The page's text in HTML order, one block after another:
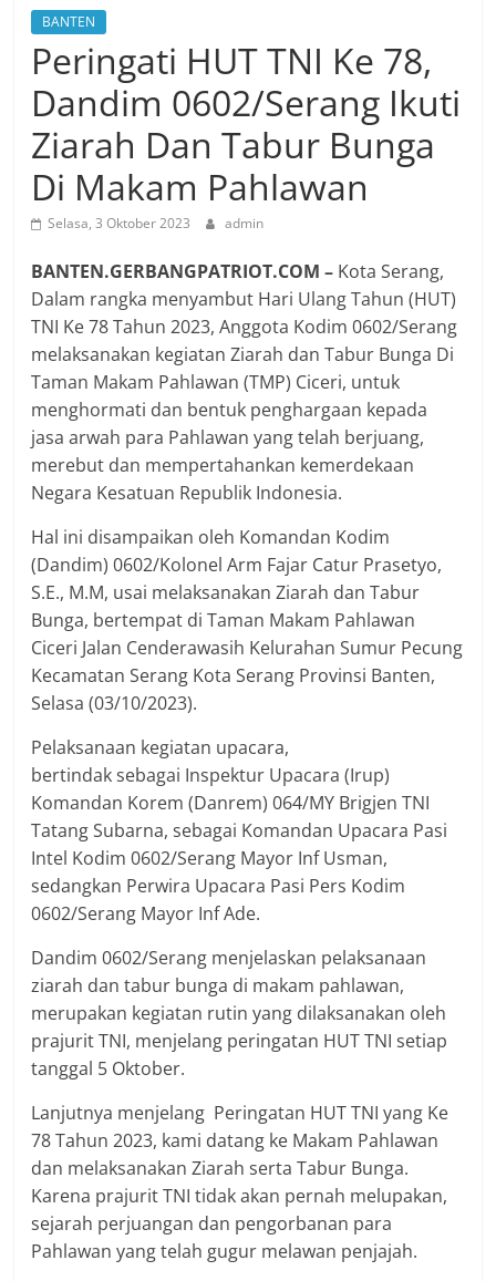
BANTEN
Peringati HUT TNI Ke 78,
Dandim 0602/Serang Ikuti
Ziarah Dan Tabur Bunga
Di Makam Pahlawan
Selasa, 3 Oktober 2023 admin
BANTEN.GERBANGPATRIOT.COM – Kota Serang,
Dalam rangka menyambut Hari Ulang Tahun (HUT)
TNI Ke 78 Tahun 2023, Anggota Kodim 0602/Serang
melaksanakan kegiatan Ziarah dan Tabur Bunga Di
Taman Makam Pahlawan (TMP) Ciceri, untuk
menghormati dan bentuk penghargaan kepada
jasa arwah para Pahlawan yang telah berjuang,
merebut dan mempertahankan kemerdekaan
Negara Kesatuan Republik Indonesia.
Hal ini disampaikan oleh Komandan Kodim
(Dandim) 0602/Kolonel Arm Fajar Catur Prasetyo,
S.E., M.M, usai melaksanakan Ziarah dan Tabur
Bunga, bertempat di Taman Makam Pahlawan
Ciceri Jalan Cenderawasih Kelurahan Sumur Pecung
Kecamatan Serang Kota Serang Provinsi Banten,
Selasa (03/10/2023).
Pelaksanaan kegiatan upacara,
bertindak sebagai Inspektur Upacara (Irup)
Komandan Korem (Danrem) 064/MY Brigjen TNI
Tatang Subarna, sebagai Komandan Upacara Pasi
Intel Kodim 0602/Serang Mayor Inf Usman,
sedangkan Perwira Upacara Pasi Pers Kodim
0602/Serang Mayor Inf Ade.
Dandim 0602/Serang menjelaskan pelaksanaan
ziarah dan tabur bunga di makam pahlawan,
merupakan kegiatan rutin yang dilaksanakan oleh
prajurit TNI, menjelang peringatan HUT TNI setiap
tanggal 5 Oktober.
Lanjutnya menjelang Peringatan HUT TNI yang Ke
78 Tahun 2023, kami datang ke Makam Pahlawan
dan melaksanakan Ziarah serta Tabur Bunga.
Karena prajurit TNI tidak akan pernah melupakan,
sejarah perjuangan dan pengorbanan para
Pahlawan yang telah gugur melawan penjajah.